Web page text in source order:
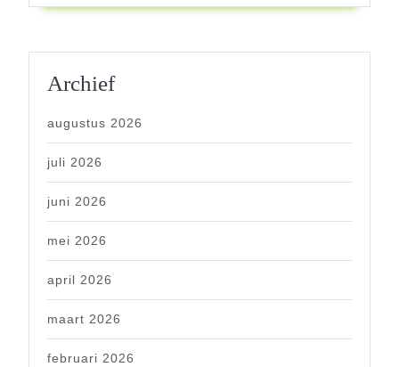
Archief
augustus 2026
juli 2026
juni 2026
mei 2026
april 2026
maart 2026
februari 2026